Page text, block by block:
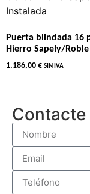
Puerta blindada 16
Hierro Sapely/
1.186,00 € SIN IVA